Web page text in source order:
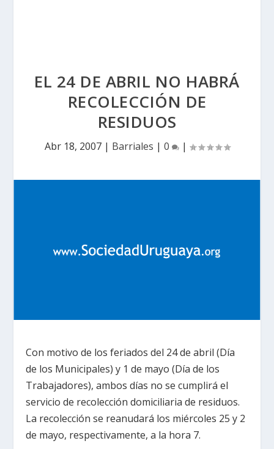
EL 24 DE ABRIL NO HABRÁ
RECOLECCIÓN DE
RESIDUOS
Abr 18, 2007| Barriales | 0 |
Con motivo de los feriados del 24 de abril (Día
de los Municipales) y 1 de mayo (Día de los
Trabajadores), ambos días no se cumplirá el
servicio de recolección domiciliaria de residuos.
La recolección se reanudará los miércoles 25 y 2
de mayo, respectivamente, a la hora 7.